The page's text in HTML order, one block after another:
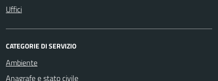
Uffici
CATEGORIE DI SERVIZIO
Ambiente
Anagrafe e stato civile